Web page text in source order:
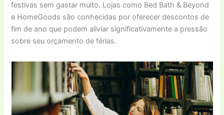
festivas sem gastar muito. Lojas como Bed Bath & Beyond
e HomeGoods são conhecidas por oferecer descontos de
fim de ano que podem aliviar significativamente a pressão
sobre seu orçamento de férias.